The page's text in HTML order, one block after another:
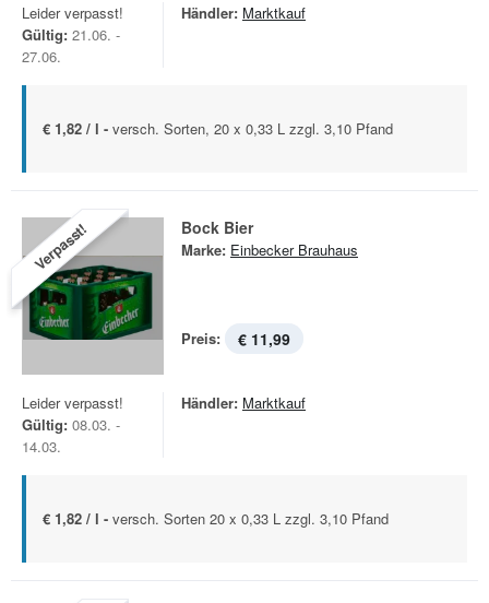
Leider verpasst!
Gültig: 21.06. -
27.06.
Händler: Marktkauf
€ 1,82 / l - versch. Sorten, 20 x 0,33 L zzgl. 3,10 Pfand
Verpasst! Bock Bier
Marke: Einbecker Brauhaus
Preis: € 11,99
Leider verpasst!
Gültig: 08.03. -
14.03.
Händler: Marktkauf
€ 1,82 / l - versch. Sorten 20 x 0,33 L zzgl. 3,10 Pfand